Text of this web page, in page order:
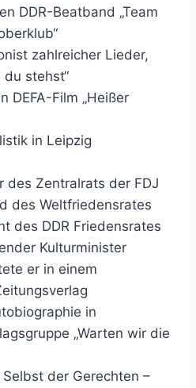
DDR-Beatband „Team
zahlreicher Lieder,
du stehst“
DEFA-Film „Heißer
in Leipzig
des Zentralrats der FDJ
des Weltfriedensrates
des DDR Friedensrates
Kulturminister
er in einem
in
„Warten wir die
Selbst der Gerechten –